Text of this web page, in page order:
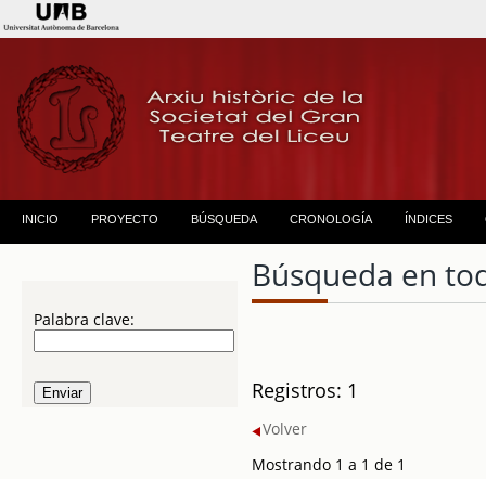
INICIO PROYECTO BÚSQUEDA CRONOLOGÍA ÍNDICES
Palabra clave:
Búsqueda en
Registros: 1
Volver
Mostrando 1 a 1 de 1